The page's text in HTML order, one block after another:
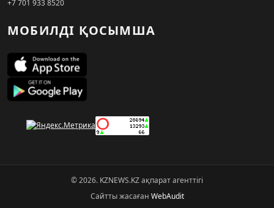
+7 701 933 8520
МОБИЛДІ ҚОСЫМША
© 2026. KZNEWS.KZ ақпарат агенттігі
Сайтты жасаған WebAudit